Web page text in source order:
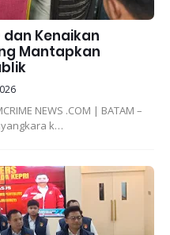
Kenaikan
Mantapkan
NEWS .COM | BATAM –
k…